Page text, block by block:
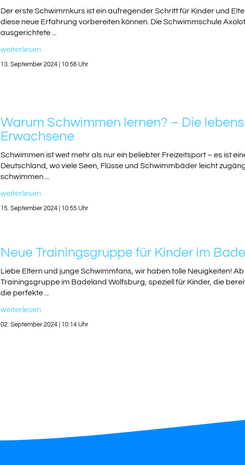
Der erste Schwimmkurs ist ein aufregender Schritt für Kinder und
diese neue Erfahrung vorbereiten können. Die Schwimmschule
ausgerichtete ...
weiterlesen
13. September 2024 | 10:56 Uhr
Warum Schwimmen lernen? – Die
Erwachsene
Schwimmen ist weit mehr als nur ein beliebter Freizeitsport – es ist
Deutschland, wo viele Seen, Flüsse und Schwimmbäder leicht
schwimmen ...
weiterlesen
15. September 2024 | 10:55 Uhr
Neue Trainingsgruppe für Kinder im
Liebe Eltern und junge Schwimmfans, wir haben tolle Neuigkeiten!
Trainingsgruppe im Badeland Wolfsburg, speziell für Kinder, die
die perfekte ...
weiterlesen
02. September 2024 | 10:14 Uhr